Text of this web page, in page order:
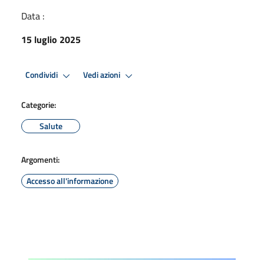
Data :
15 luglio 2025
Condividi Vedi azioni
Categorie:
Salute
Argomenti:
Accesso all'informazione